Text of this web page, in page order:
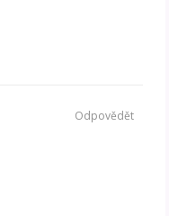
Odpovědět